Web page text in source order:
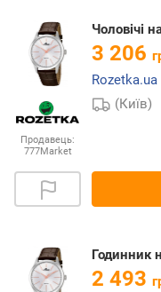
Продавець:
777Market
Чоловічі
3 206
Rozetka.ua
(Київ)
Годинник
2 493